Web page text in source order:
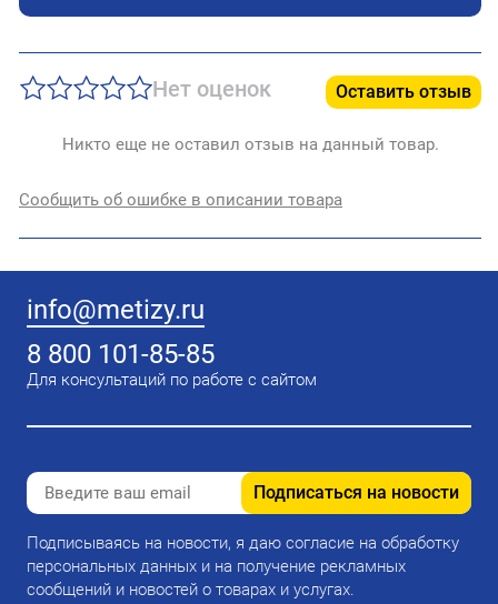
Нет оценок Оставить отзыв
Никто еще не оставил отзыв на данный товар.
Сообщить об ошибке в описании товара
info@metizy.ru
8 800 101-85-85
Для консультаций по работе с сайтом
Подписаться на новости
Подписываясь на новости, я даю согласие на обработку
персональных данных и на получение рекламных
сообщений и новостей о товарах и услугах.